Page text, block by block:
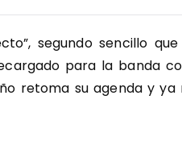
segundo sencillo
para la banda
retoma su agenda y